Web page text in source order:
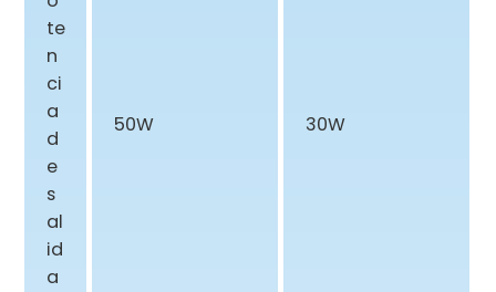
te
n
ci
a
d
e
s
al
id
a
50W 30W